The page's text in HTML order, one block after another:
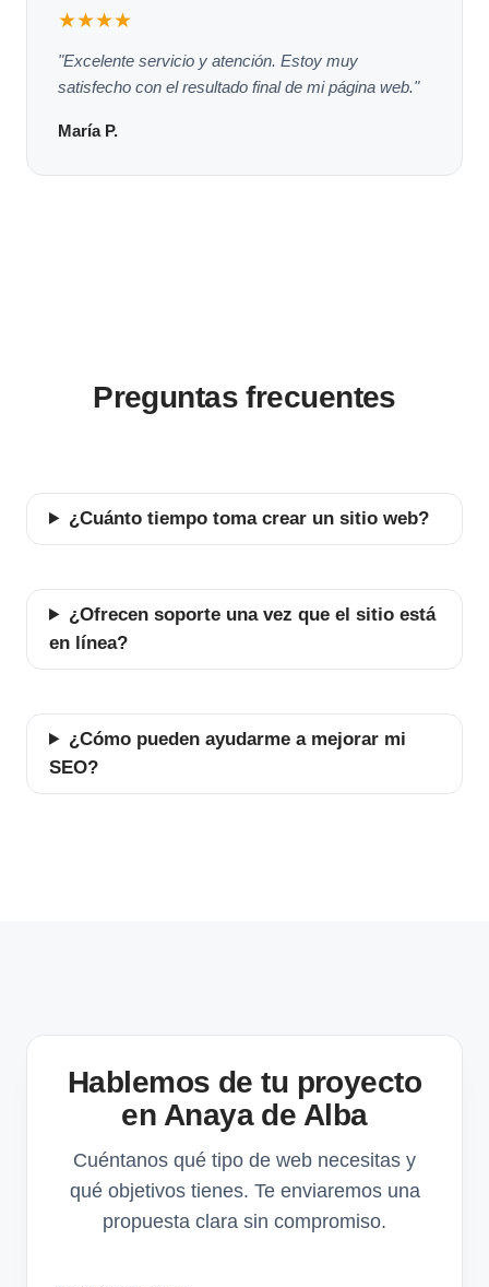
★★★★
"Excelente servicio y atención. Estoy muy
satisfecho con el resultado final de mi página web."
María P.
Preguntas frecuentes
¿Cuánto tiempo toma crear un sitio web?
¿Ofrecen soporte una vez que el sitio está
en línea?
¿Cómo pueden ayudarme a mejorar mi
SEO?
Hablemos de tu proyecto
en Anaya de Alba
Cuéntanos qué tipo de web necesitas y
qué objetivos tienes. Te enviaremos una
propuesta clara sin compromiso.